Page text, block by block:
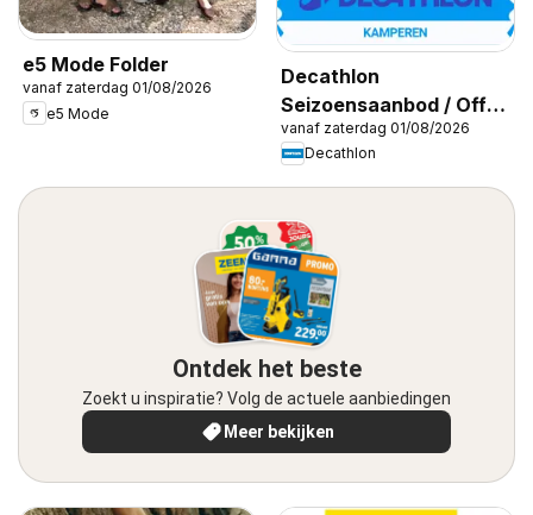
e5 Mode Folder
vanaf zaterdag 01/08/2026
e5 Mode
Decathlon
Seizoensaanbod / Offre
saisonnière
vanaf zaterdag 01/08/2026
Decathlon
Ontdek het beste
Zoekt u inspiratie? Volg de actuele aanbiedingen
Meer bekijken